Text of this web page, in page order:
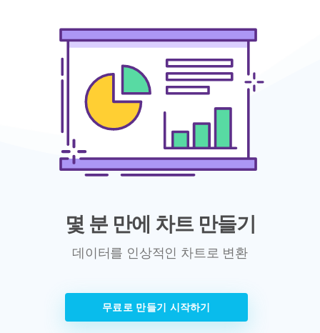
몇 분 만에 차트 만들기
데이터를 인상적인 차트로 변환
무료로 만들기 시작하기